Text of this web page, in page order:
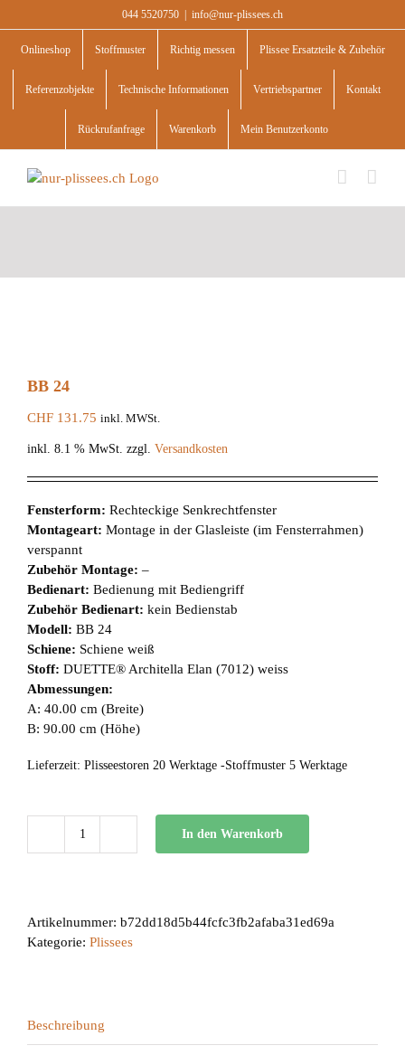
to
content
044 5520750 info@nur-plissees.ch
Onlineshop Stoffmuster Richtig messen Plissee Ersatzteile & Zubehör
Referenzobjekte Technische Informationen Vertriebspartner Kontakt
Rückrufanfrage Warenkorb Mein Benutzerkonto
BB 24
CHF 131.75 inkl. MWSt.
inkl. 8.1 % MwSt. zzgl. Versandkosten
Fensterform: Rechteckige Senkrechtfenster
Montageart: Montage in der Glasleiste (im Fensterrahmen)
verspannt
Zubehör Montage: –
Bedienart: Bedienung mit Bediengriff
Zubehör Bedienart: kein Bedienstab
Modell: BB 24
Schiene: Schiene weiß
Stoff: DUETTE® Architella Elan (7012) weiss
Abmessungen:
A: 40.00 cm (Breite)
B: 90.00 cm (Höhe)
Lieferzeit: Plisseestoren 20 Werktage -Stoffmuster 5 Werktage
BB
In den Warenkorb
Artikelnummer: b72dd18d5b44fcfc3fb2afaba31ed69a
Kategorie: Plissees
Beschreibung